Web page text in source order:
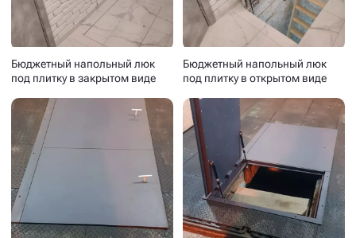
Бюджетный напольный люк
под плитку в закрытом виде
Бюджетный напольный люк
под плитку в открытом виде